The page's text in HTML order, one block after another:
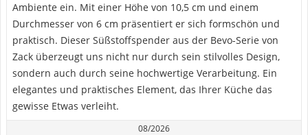
Ambiente ein. Mit einer Höhe von 10,5 cm und einem
Durchmesser von 6 cm präsentiert er sich formschön und
praktisch. Dieser Süßstoffspender aus der Bevo-Serie von
Zack überzeugt uns nicht nur durch sein stilvolles Design,
sondern auch durch seine hochwertige Verarbeitung. Ein
elegantes und praktisches Element, das Ihrer Küche das
gewisse Etwas verleiht.
08/2026